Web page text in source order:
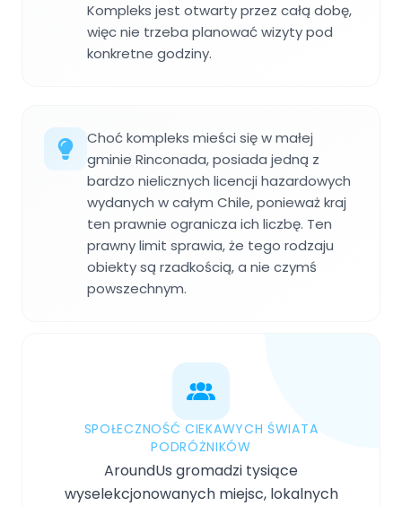
Kompleks jest otwarty przez całą dobę,
więc nie trzeba planować wizyty pod
konkretne godziny.
Choć kompleks mieści się w małej
gminie Rinconada, posiada jedną z
bardzo nielicznych licencji hazardowych
wydanych w całym Chile, ponieważ kraj
ten prawnie ogranicza ich liczbę. Ten
prawny limit sprawia, że tego rodzaju
obiekty są rzadkością, a nie czymś
powszechnym.
SPOŁECZNOŚĆ CIEKAWYCH ŚWIATA
PODRÓŻNIKÓW
AroundUs gromadzi tysiące
wyselekcjonowanych miejsc, lokalnych